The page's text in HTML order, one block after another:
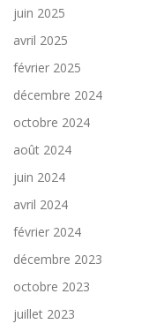
juin 2025
avril 2025
février 2025
décembre 2024
octobre 2024
août 2024
juin 2024
avril 2024
février 2024
décembre 2023
octobre 2023
juillet 2023